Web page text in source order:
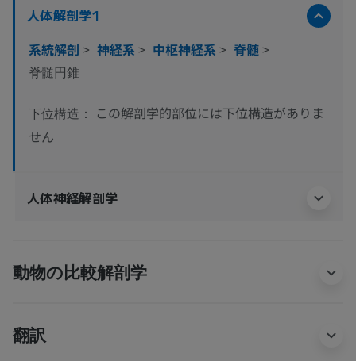
人体解剖学1
系統解剖 > 神経系> 中枢神経系> 脊髄>
脊髄円錐
下位構造：
この解剖学的部位には下位構造がありま
せん
人体神経解剖学
動物の比較解剖学
翻訳